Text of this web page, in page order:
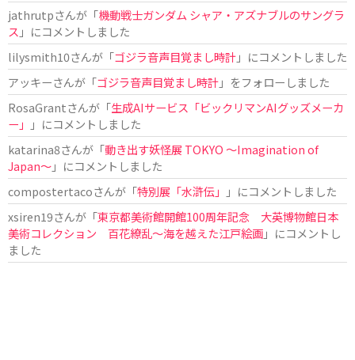
jathrutpさんが「機動戦士ガンダム シャア・アズナブルのサングラ
ス 」にコメントしました
lilysmith10さんが「ゴジラ音声目覚まし時計」にコメントしました
アッキーさんが「ゴジラ音声目覚まし時計」をフォローしました
RosaGrantさんが「生成AIサービス「ビックリマンAIグッズメーカ
ー」
」にコメントしました
katarina8さんが「動き出す妖怪展 TOKYO 〜Imagination of
Japan〜」にコメントしました
compostertacoさんが「特別展「水滸伝」
」にコメントしました
xsiren19さんが「東京都美術館開館100周年記念 大英博物館日本
美術コレクション 百花繚乱～海を越えた江戸絵画」にコメントし
ました